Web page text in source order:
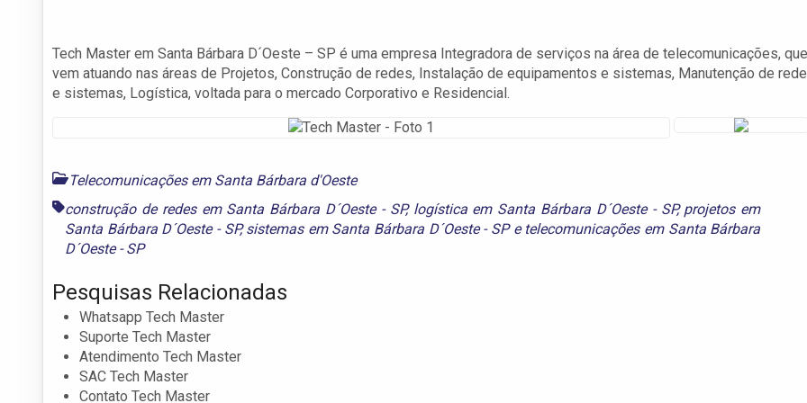
Tech Master em Santa Bárbara D´Oeste – SP é uma empresa Integradora de serviços na área de telecomunicações, que
vem atuando nas áreas de Projetos, Construção de redes, Instalação de equipamentos e sistemas, Manutenção de
e sistemas, Logística, voltada para o mercado Corporativo e Residencial.
Telecomunicações em Santa Bárbara d'Oeste
construção de redes em Santa Bárbara D´Oeste - SP, logística em Santa Bárbara D´Oeste - SP, projetos em
Santa Bárbara D´Oeste - SP,sistemas em Santa Bárbara D´Oeste - SPe telecomunicações em Santa Bárbara
D´Oeste - SP
Pesquisas Relacionadas
Whatsapp Tech Master
Suporte Tech Master
Atendimento Tech Master
SAC Tech Master
Contato Tech Master